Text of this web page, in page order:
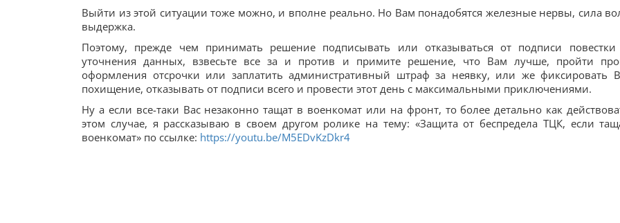
Выйти из этой ситуации тоже можно, и вполне реально. Но Вам понадобятся железные нервы, сила
выдержка.
Поэтому, прежде чем принимать решение подписывать или отказываться от подписи повестки
уточнения данных, взвесьте все за и против и примите решение, что Вам лучше, пройти
оформления отсрочки или заплатить административный штраф за неявку, или же фиксировать
похищение, отказывать от подписи всего и провести этот день с максимальными приключениями.
Ну а если все-таки Вас незаконно тащат в военкомат или на фронт, то более детально как
этом случае, я рассказываю в своем другом ролике на тему: «Защита от беспредела ТЦК, если
военкомат» по ссылке: https://youtu.be/M5EDvKzDkr4